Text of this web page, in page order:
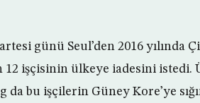
günü Seul’den 2016 yılında
12 işçisinin ülkeye iadesini istedi.
bu işçilerin Güney Kore’ye